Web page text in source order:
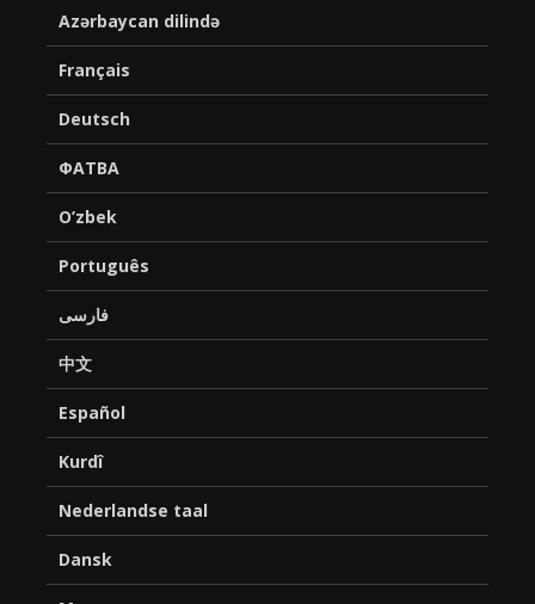
Azərbaycan dilində
Français
Deutsch
ФАТВА
O’zbek
Português
فارسی
中文
Español
Kurdî
Nederlandse taal
Dansk